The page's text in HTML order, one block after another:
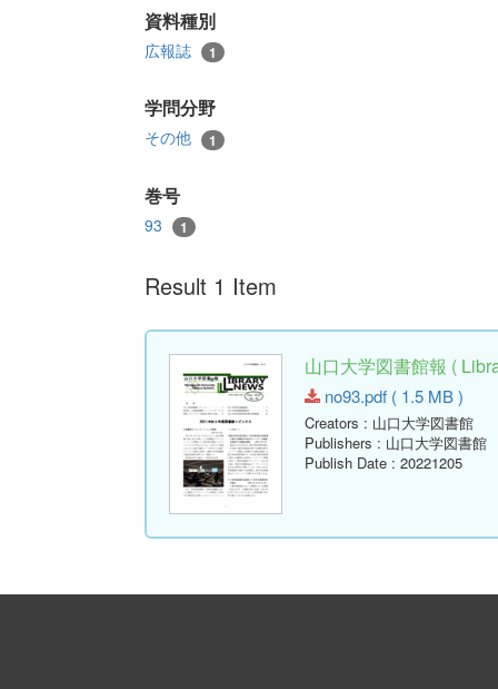
資料種別
広報誌 1
学問分野
その他 1
巻号
93 1
Result 1 Item
山口大学図書館報 (
no93.pdf ( 1.5 MB )
Creators : 山口大学図書館
Publishers : 山口大学図書館
Publish Date : 20221205